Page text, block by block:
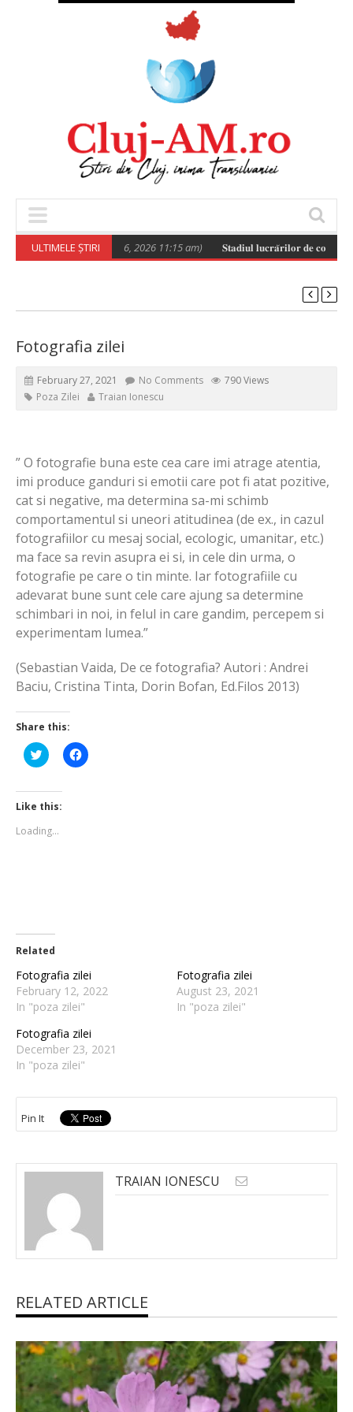
ULTIMELE ȘTIRI
Poza zilei (August 6, 2026 11:15 am) 𝐒𝐭𝐚𝐝𝐢𝐮𝐥 𝐥𝐮𝐜𝐫𝐚̆𝐫𝐢𝐥𝐨𝐫 𝐝𝐞
Fotografia zilei
February 27, 2021 No Comments
790 Views
Poza Zilei
Traian Ionescu
” O fotografie buna este cea care imi atrage atentia,
imi produce ganduri si emotii care pot fi atat pozitive,
cat si negative, ma determina sa-mi schimb
comportamentul si uneori atitudinea (de ex., in cazul
fotografiilor cu mesaj social, ecologic, umanitar, etc.)
ma face sa revin asupra ei si, in cele din urma, o
fotografie pe care o tin minte. Iar fotografiile cu
adevarat bune sunt cele care ajung sa determine
schimbari in noi, in felul in care gandim, percepem si
experimentam lumea.”
(Sebastian Vaida, De ce fotografia? Autori : Andrei
Baciu, Cristina Tinta, Dorin Bofan, Ed.Filos 2013)
Share this:
Click
to
Twitter
(Opens
in
window)
Click
to
Like this:
Loading...
Related
Fotografia zilei
February 12, 2022
In "poza zilei"
Fotografia zilei
August 23, 2021
In "poza zilei"
Fotografia zilei
December 23, 2021
In "poza zilei"
Pin It
TRAIAN IONESCU
RELATED ARTICLE